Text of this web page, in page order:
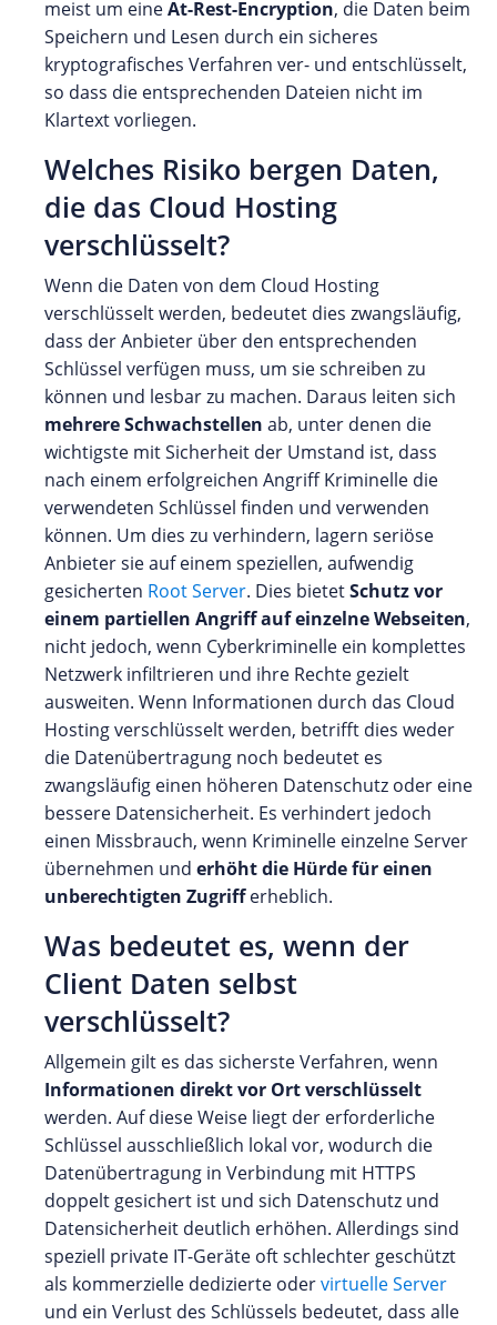
meist um eineAt-Rest-Encryption, die Daten beim
Speichern und Lesen durch ein sicheres
kryptografisches Verfahren ver- und entschlüsselt,
so dass die entsprechenden Dateien nicht im
Klartext vorliegen.
Welches Risiko bergen Daten,
die das Cloud Hosting
verschlüsselt?
Wenn die Daten von dem Cloud Hosting
verschlüsselt werden, bedeutet dies zwangsläufig,
dass der Anbieter über den entsprechenden
Schlüssel verfügen muss, um sie schreiben zu
können und lesbar zu machen. Daraus leiten sich
mehrere Schwachstellen ab, unter denen die
wichtigste mit Sicherheit der Umstand ist, dass
nach einem erfolgreichen Angriff Kriminelle die
verwendeten Schlüssel finden und verwenden
können. Um dies zu verhindern, lagern seriöse
Anbieter sie auf einem speziellen, aufwendig
gesicherten Root Server. Dies bietetSchutz vor
einem partiellen Angriff auf einzelne Webseiten,
nicht jedoch, wenn Cyberkriminelle ein komplettes
Netzwerk infiltrieren und ihre Rechte gezielt
ausweiten. Wenn Informationen durch das Cloud
Hosting verschlüsselt werden, betrifft dies weder
die Datenübertragung noch bedeutet es
zwangsläufig einen höheren Datenschutz oder eine
bessere Datensicherheit. Es verhindert jedoch
einen Missbrauch, wenn Kriminelle einzelne Server
übernehmen und erhöht die Hürde für einen
unberechtigten Zugrifferheblich.
Was bedeutet es, wenn der
Client Daten selbst
verschlüsselt?
Allgemein gilt es das sicherste Verfahren, wenn
Informationen direkt vor Ort verschlüsselt
werden. Auf diese Weise liegt der erforderliche
Schlüssel ausschließlich lokal vor, wodurch die
Datenübertragung in Verbindung mit HTTPS
doppelt gesichert ist und sich Datenschutz und
Datensicherheit deutlich erhöhen. Allerdings sind
speziell private IT-Geräte oft schlechter geschützt
als kommerzielle dedizierte odervirtuelle Server
und ein Verlust des Schlüssels bedeutet, dass alle